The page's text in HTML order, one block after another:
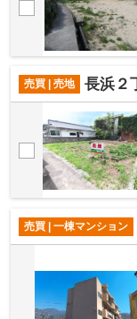
売買 | 売地 長浜２
売買 | 一棟マンション